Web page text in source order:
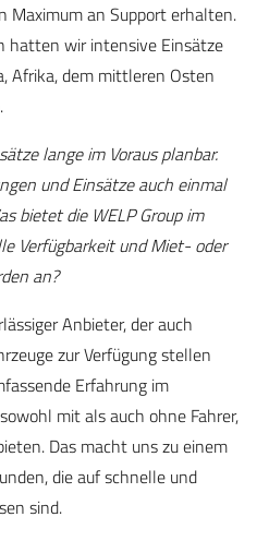
Maximum an Support erhalten.
hatten wir intensive Einsätze
Afrika, dem mittleren Osten
lange im Voraus planbar.
und Einsätze auch einmal
bietet die WELP Group im
Verfügbarkeit und Miet- oder
an?
Anbieter, der auch
zur Verfügung stellen
Erfahrung im
mit als auch ohne Fahrer,
Das macht uns zu einem
die auf schnelle und
sind.